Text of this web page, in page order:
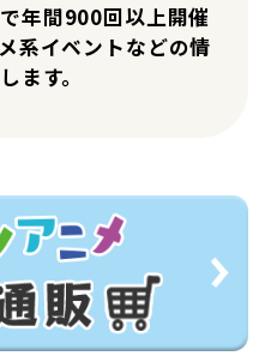
年間900回以上開催
系イベントなどの情
ます。